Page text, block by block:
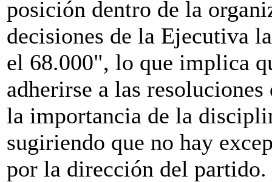
posición dentro de la
decisiones de la Ejecutiva
el 68.000", lo que implica
adherirse a las
la importancia de la
sugiriendo que no hay
por la dirección del partido.